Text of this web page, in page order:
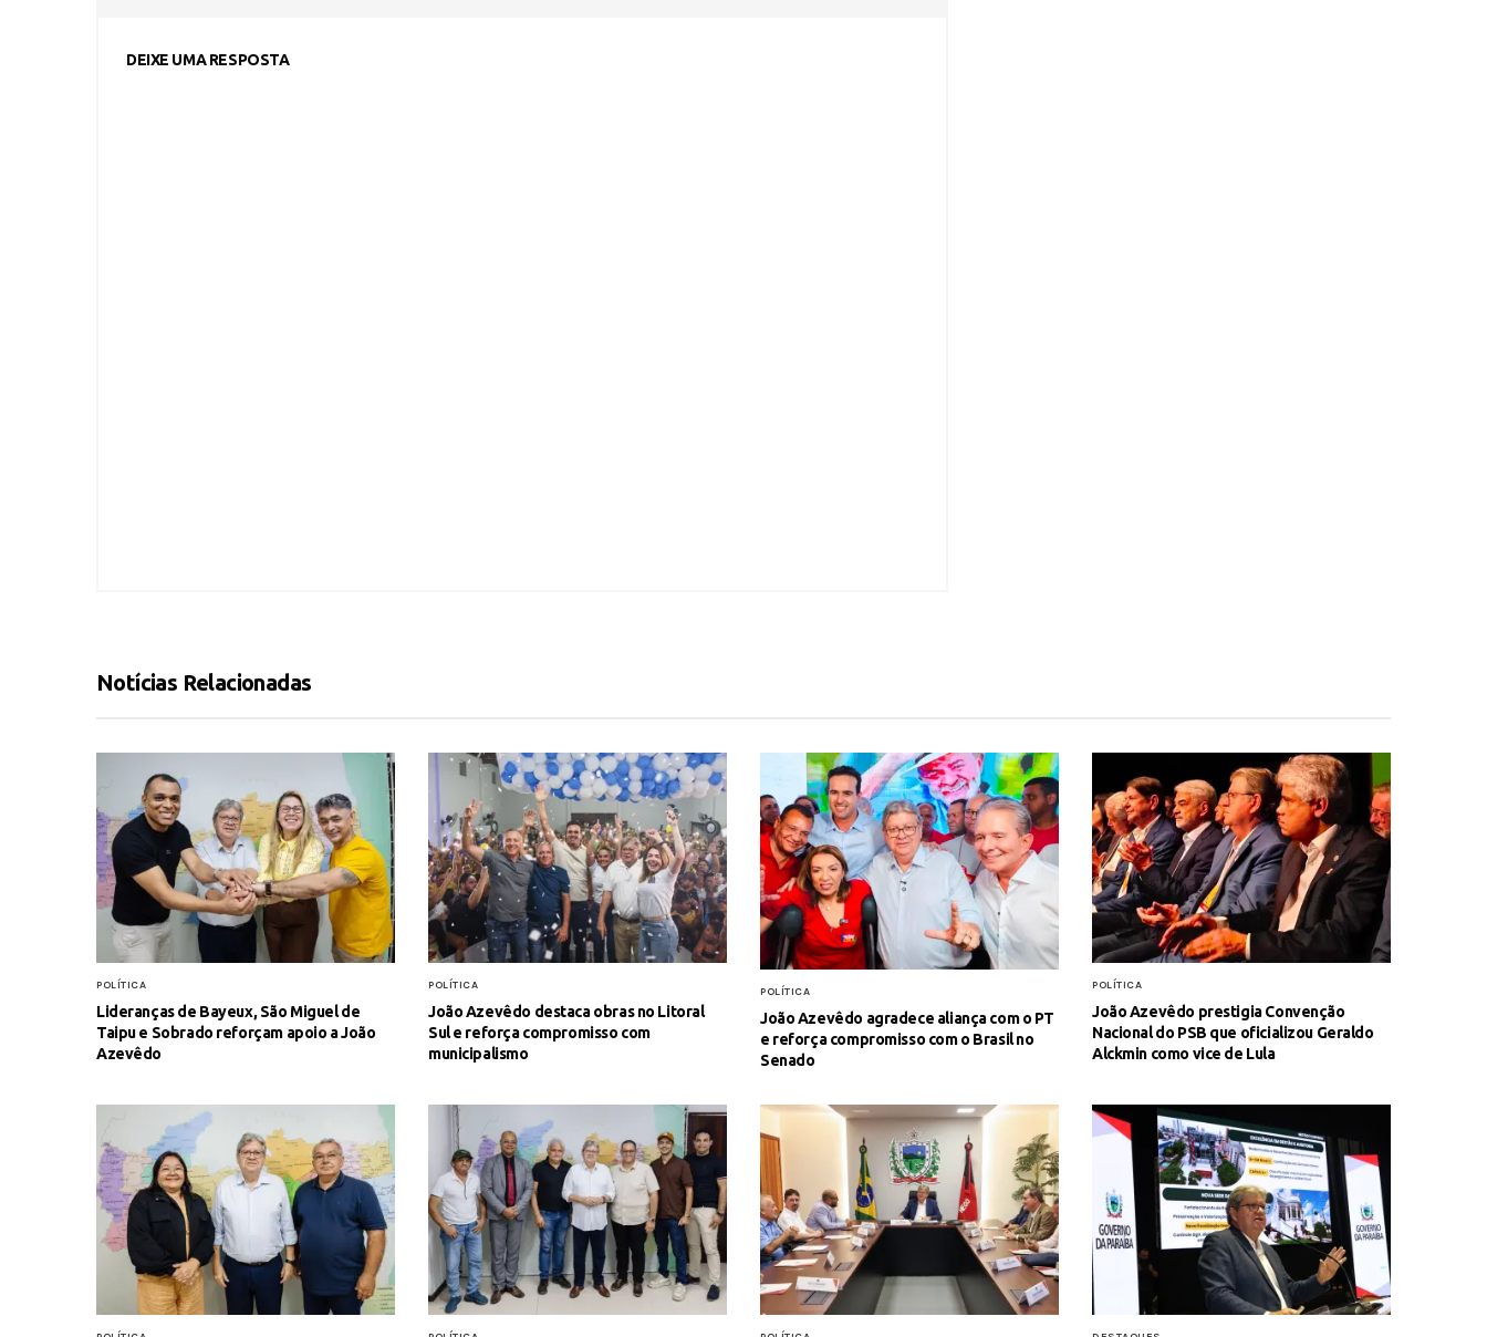
DEIXE UMA RESPOSTA
Notícias Relacionadas
POLÍTICA
Lideranças de Bayeux, São Miguel de
Taipu e Sobrado reforçam apoio a João
Azevêdo
POLÍTICA
João Azevêdo destaca obras no Litoral
Sul e reforça compromisso com
municipalismo
POLÍTICA
João Azevêdo agradece aliança com o PT
e reforça compromisso com o Brasil no
Senado
POLÍTICA
João Azevêdo prestigia Convenção
Nacional do PSB que oficializou Geraldo
Alckmin como vice de Lula